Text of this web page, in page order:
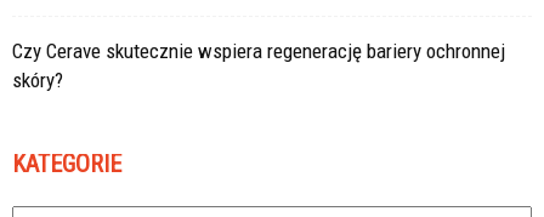
Czy Cerave skutecznie wspiera regenerację bariery ochronnej
skóry?
KATEGORIE
Kategorie